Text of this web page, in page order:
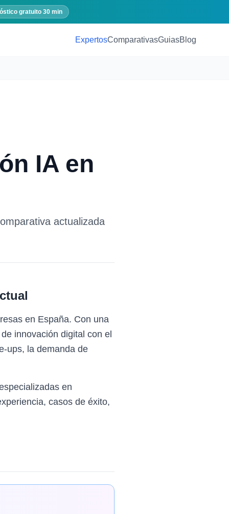
gratuito 30 min
ExpertosComparativasGuiasBlog
IA en
actualizada
en España. Con una
innovación digital con el
ups, la demanda de
en
casos de éxito,